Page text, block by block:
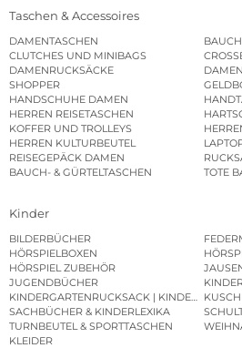
Taschen & Accessoires
DAMENTASCHEN
CLUTCHES UND MINIBAGS
DAMENRUCKSÄCKE
SHOPPER
HANDSCHUHE DAMEN
HERREN REISETASCHEN
KOFFER UND TROLLEYS
HERREN KULTURBEUTEL
REISEGEPÄCK DAMEN
BAUCH- & GÜRTELTASCHEN
TOTE
Kinder
BILDERBÜCHER
HÖRSPIELBOXEN
HÖRSPIEL ZUBEHÖR
JUGENDBÜCHER
KINDERGARTENRUCKSACK |
SACHBÜCHER & KINDERLEXIKA
TURNBEUTEL & SPORTTASCHEN
KLEIDER